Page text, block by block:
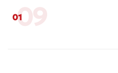
0109